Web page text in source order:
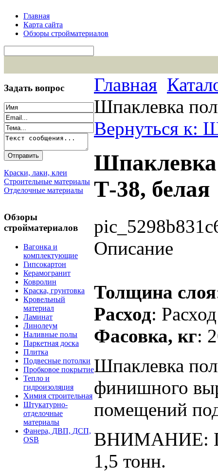
Главная
Карта сайта
Обзоры стройматериалов
Задать вопрос
Краски, лаки, клеи
Строительные материалы
Отделочные материалы
Обзоры
стройматериалов
Вагонка и
комплектующие
Гипсокартон
Керамогранит
Ковролин
Краска, грунтовка
Кровельный
материал
Ламинат
Линолеум
Наливные полы
Паркетная доска
Плитка
Подвесные потолки
Пробковое покрытие
Тепло и
гидроизоляция
Химия строительная
Штукатурно-
отделочные
материалы
Фанера, ДВП, ДСП,
OSB
Главная
Шпаклевка
Вернуться к:
Т-38, белая
Описание
Толщина слоя
Расход:
Фасовка, кг:
Шпаклевка
финишного
помещений
ВНИМАНИЕ:
1,5 тонн.